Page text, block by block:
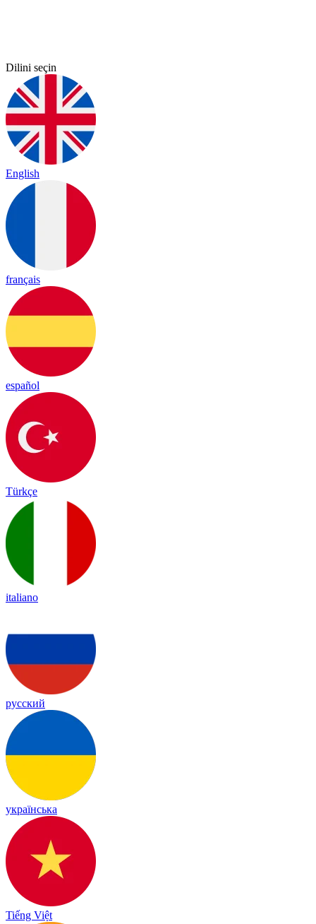
Dilini seçin
English
français
español
Türkçe
italiano
русский
українська
Tiếng Việt